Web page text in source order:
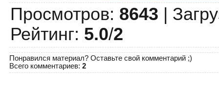
Просмотров: 8643 |
Рейтинг: 5.0/2
Понравился материал? Оставьте свой комментарий ;)
Всего комментариев: 2